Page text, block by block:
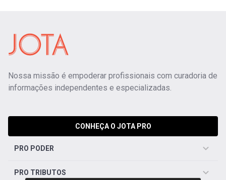
Nossa missão é empoderar profissionais com curadoria de
informações independentes e especializadas.
CONHEÇA O JOTA PRO
PRO PODER
PRO TRIBUTOS